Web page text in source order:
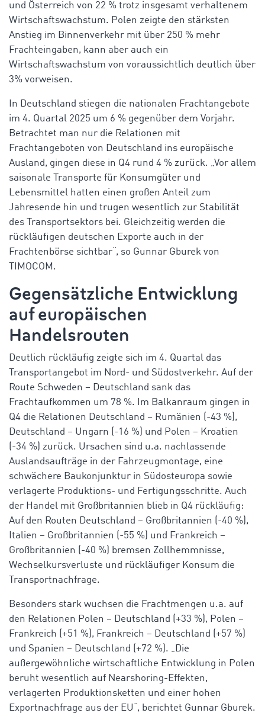
und Österreich von 22 % trotz insgesamt verhaltenem
Wirtschaftswachstum. Polen zeigte den stärksten
Anstieg im Binnenverkehr mit über 250 % mehr
Frachteingaben, kann aber auch ein
Wirtschaftswachstum von voraussichtlich deutlich über
3% vorweisen.
In Deutschland stiegen die nationalen Frachtangebote
im 4. Quartal 2025 um 6 % gegenüber dem Vorjahr.
Betrachtet man nur die Relationen mit
Frachtangeboten von Deutschland ins europäische
Ausland, gingen diese in Q4 rund 4 % zurück. „Vor allem
saisonale Transporte für Konsumgüter und
Lebensmittel hatten einen großen Anteil zum
Jahresende hin und trugen wesentlich zur Stabilität
des Transportsektors bei. Gleichzeitig werden die
rückläufigen deutschen Exporte auch in der
Frachtenbörse sichtbar“, so Gunnar Gburek von
TIMOCOM.
Gegensätzliche Entwicklung
auf europäischen
Handelsrouten
Deutlich rückläufig zeigte sich im 4. Quartal das
Transportangebot im Nord- und Südostverkehr. Auf der
Route Schweden – Deutschland sank das
Frachtaufkommen um 78 %. Im Balkanraum gingen in
Q4 die Relationen Deutschland – Rumänien (-43 %),
Deutschland – Ungarn (-16 %) und Polen – Kroatien
(-34 %) zurück. Ursachen sind u.a. nachlassende
Auslandsaufträge in der Fahrzeugmontage, eine
schwächere Baukonjunktur in Südosteuropa sowie
verlagerte Produktions- und Fertigungsschritte. Auch
der Handel mit Großbritannien blieb in Q4 rückläufig:
Auf den Routen Deutschland – Großbritannien (-40 %),
Italien – Großbritannien (-55 %) und Frankreich –
Großbritannien (-40 %) bremsen Zollhemmnisse,
Wechselkursverluste und rückläufiger Konsum die
Transportnachfrage.
Besonders stark wuchsen die Frachtmengen u.a. auf
den Relationen Polen – Deutschland (+33 %), Polen –
Frankreich (+51 %), Frankreich – Deutschland (+57 %)
und Spanien – Deutschland (+72 %). „Die
außergewöhnliche wirtschaftliche Entwicklung in Polen
beruht wesentlich auf Nearshoring-Effekten,
verlagerten Produktionsketten und einer hohen
Exportnachfrage aus der EU“, berichtet Gunnar Gburek.